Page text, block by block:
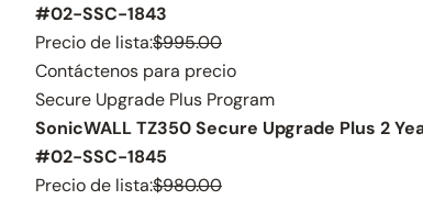
#02-SSC-1843
Precio de lista:$995.00
Contáctenos para precio
Secure Upgrade Plus Program
SonicWALL TZ350 Secure Upgrade Plus 2
#02-SSC-1845
Precio de lista:$980.00